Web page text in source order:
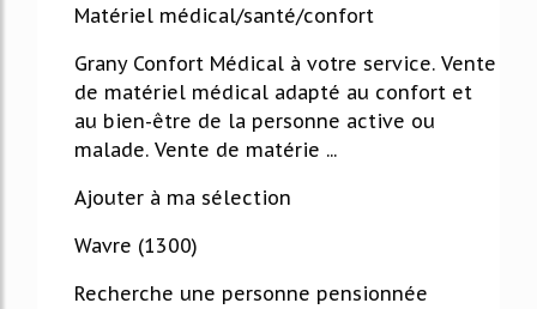
Matériel médical/santé/confort
Grany Confort Médical à votre service. Vente
de matériel médical adapté au confort et
au bien-être de la personne active ou
malade. Vente de matérie ...
Ajouter à ma sélection
Wavre (1300)
Recherche une personne pensionnée